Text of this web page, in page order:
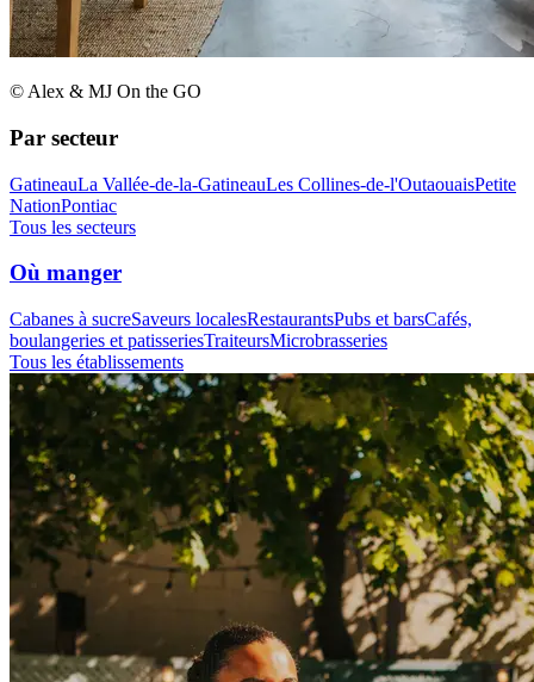
© Alex & MJ On the GO
Par secteur
GatineauLa Vallée-de-la-GatineauLes Collines-de-l'OutaouaisPetite
NationPontiac
Tous les secteurs
Où manger
Cabanes à sucreSaveurs localesRestaurantsPubs et barsCafés,
boulangeries et patisseriesTraiteursMicrobrasseries
Tous les établissements